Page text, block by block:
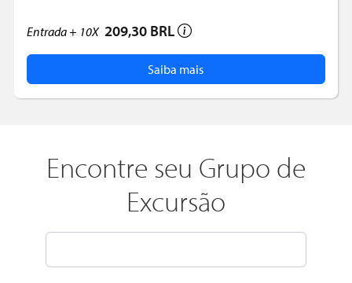
Entrada + 10X 209,30 BRL
Saiba mais
Encontre seu Grupo de
Excursão